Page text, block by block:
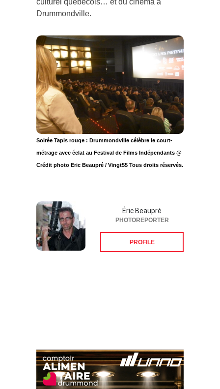
Drummondville.
Soirée Tapis rouge : Drummondville célèbre le court-
métrage avec éclat au Festival de Films Indépendants @
Crédit photo Eric Beaupré / Vingt55 Tous droits réservés.
Éric Beaupré
PHOTOREPORTER
PROFILE